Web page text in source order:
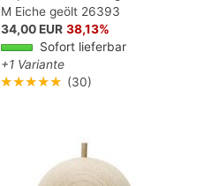
M Eiche geölt 26393
34,00 EUR 38,13%
Sofort lieferbar
+1 Variante
★★★★★ (30)